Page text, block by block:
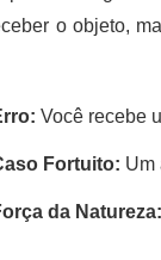
o objeto,
Você recebe
Fortuito: Um
da Natureza: